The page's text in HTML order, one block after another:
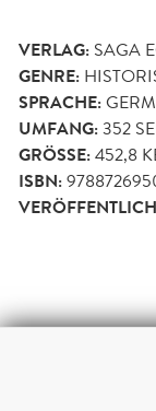
VERLAG: SAGA
GENRE:
SPRACHE:
UMFANG:352
GRÖSSE: 452,8
ISBN: